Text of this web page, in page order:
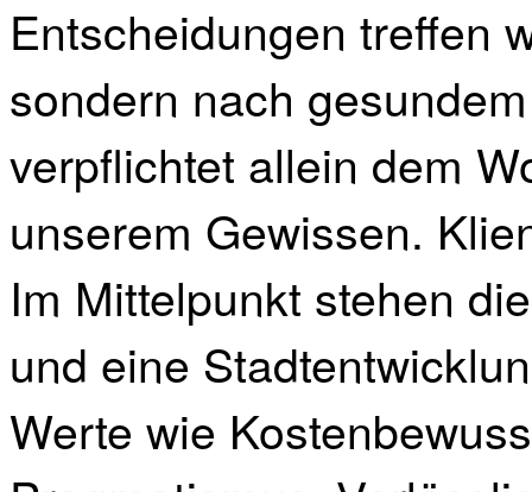
Entscheidungen treffen
sondern nach
verpflichtet allein dem
unserem Gewissen.
Im Mittelpunkt stehen
und eine
Werte wie